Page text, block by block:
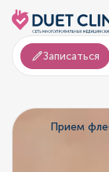
Записаться
Прием